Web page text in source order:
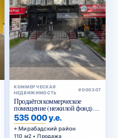
КОММЕРЧЕСКАЯ
НЕДВИЖИМОСТЬ
#000307
Продаётся коммерческое
помещение (нежилой фонд)
Чехова
535 000 у.е.
Мирабадский район
110 м2 • Продажа